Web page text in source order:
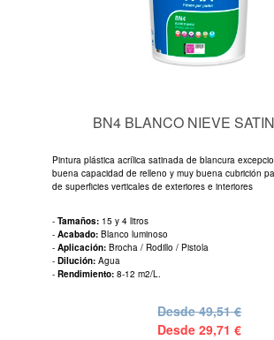
BN4 BLANCO NIEVE
Pintura plástica acrílica satinada de blancura
buena capacidad de relleno y muy buena cubrición
de superficies verticales de exteriores e interiores
- Tamaños: 15 y 4 litros
- Acabado: Blanco luminoso
- Aplicación: Brocha / Rodillo / Pistola
- Dilución: Agua
- Rendimiento: 8-12 m2/L.
Desde49,51 €
Desde29,71 €